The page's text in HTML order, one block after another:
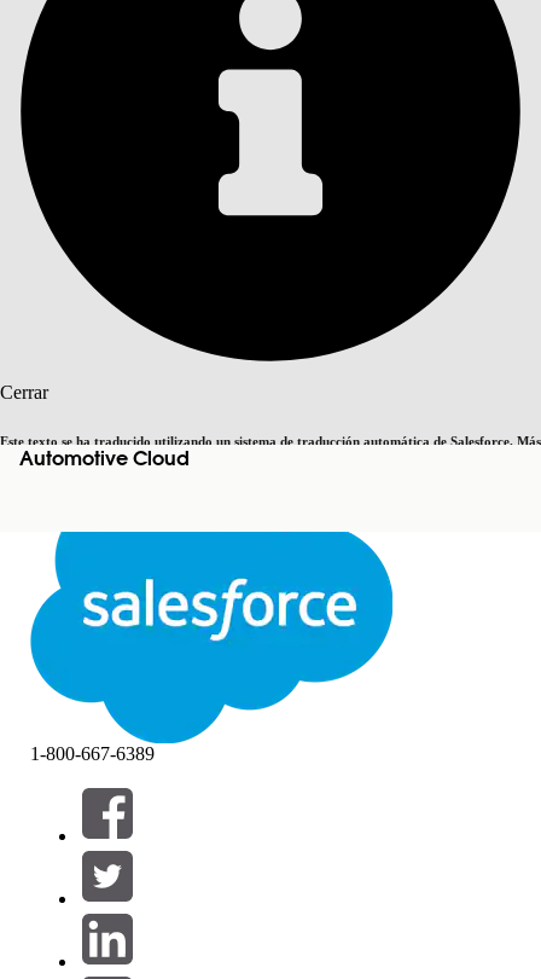
Cerrar
Este texto se ha traducido utilizando un sistema de traducción automática de Salesforce. Más
informaciónaquí Cambiar a inglés
Cerrar Cerrar
Automotive Cloud
Índice de materias
ÍNDICE DE MATERIAS
Buscar
Filtros (0)
SELECCIONAR FILTROS
Área de productos
1-800-667-6389